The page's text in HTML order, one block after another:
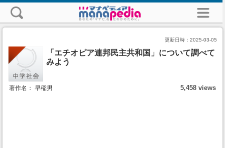
更新日時： 2025-03-05
「エチオピア連邦民主共和国」について調べて
みよう
著作名： 早稲男 5,458 views